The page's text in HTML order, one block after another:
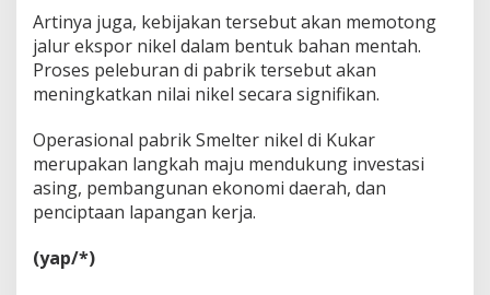
Artinya juga, kebijakan tersebut akan memotong
jalur ekspor nikel dalam bentuk bahan mentah.
Proses peleburan di pabrik tersebut akan
meningkatkan nilai nikel secara signifikan.
Operasional pabrik Smelter nikel di Kukar
merupakan langkah maju mendukung investasi
asing, pembangunan ekonomi daerah, dan
penciptaan lapangan kerja.
(yap/*)